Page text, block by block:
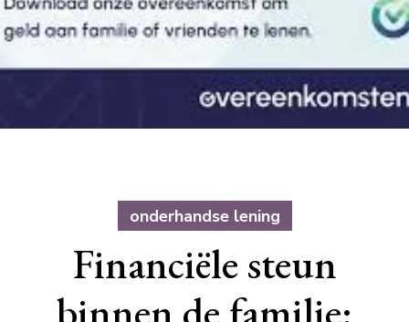
onderhandse lening
Financiële steun